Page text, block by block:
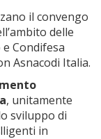
il convengo
delle
Condifesa
Asnacodi Italia.
, unitamente
sviluppo di
in